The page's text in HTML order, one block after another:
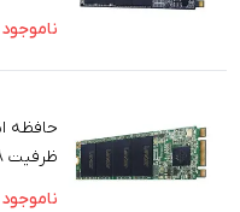
ناموجود
ظرفیت 128 گیگابایت
ناموجود